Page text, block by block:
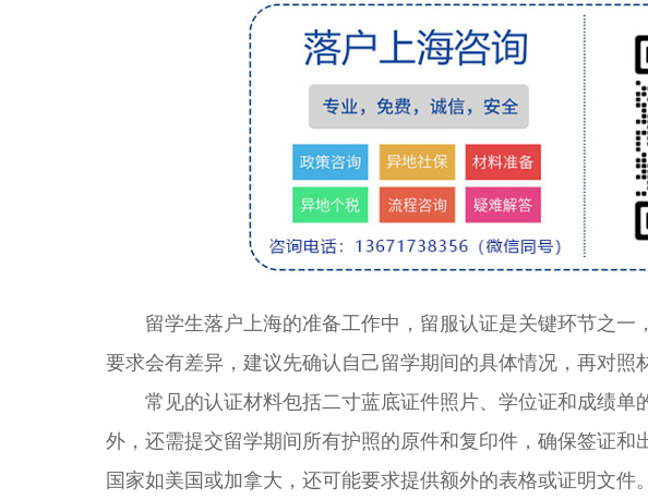
留学生落户上海的准备工作中，留服认证是关键环节之一
要求会有差异，建议先确认自己留学期间的具体情况，再对照
常见的认证材料包括二寸蓝底证件照片、学位证和成绩单
外，还需提交留学期间所有护照的原件和复印件，确保签证
国家如美国或加拿大，还可能要求提供额外的表格或证明文